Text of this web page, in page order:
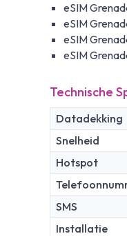
eSIM
eSIM
eSIM
eSIM
Technische
Datadekking
Snelheid
Hotspot
SMS
Installatie